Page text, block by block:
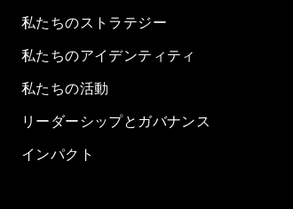
私たちのストラテジー
私たちのアイデンティティ
私たちの活動
リーダーシップとガバナンス
インパクト